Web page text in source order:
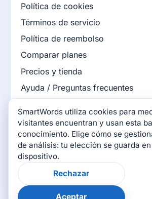
SmartWords utiliza cookies para
visitantes encuentran y usan esta
conocimiento. Elige cómo se
de análisis: tu elección se guarda
dispositivo.
Rechazar
Aceptar
Política de cookies
Términos de servicio
Política de reembolso
Comparar planes
Precios y tienda
Ayuda / Preguntas frecuentes
Blog de SmartWords
Juegos de SmartWords
Conéctate con nosotros